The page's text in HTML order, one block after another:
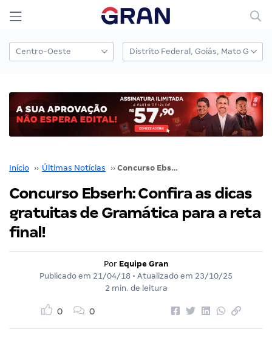
Início ›› Últimas Notícias ›› Concurso Ebserh: Confira as dicas gratuitas de Gramática para a reta final!
Concurso Ebserh: Confira as dicas
gratuitas de Gramática para a reta
final!
Por Equipe Gran
Publicado em 21/04/18 • Atualizado em 23/10/25
2 min. de leitura
0 0